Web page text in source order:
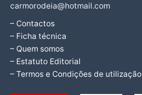
carmorodeia@hotmail.com
– Contactos
– Ficha técnica
– Quem somos
– Estatuto Editorial
– Termos e Condições de utilização